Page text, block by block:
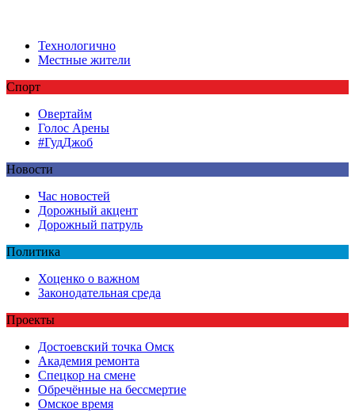
Технологично
Местные жители
Спорт
Овертайм
Голос Арены
#ГудДжоб
Новости
Час новостей
Дорожный акцент
Дорожный патруль
Политика
Хоценко о важном
Законодательная среда
Проекты
Достоевский точка Омск
Академия ремонта
Спецкор на смене
Обречённые на бессмертие
Омское время